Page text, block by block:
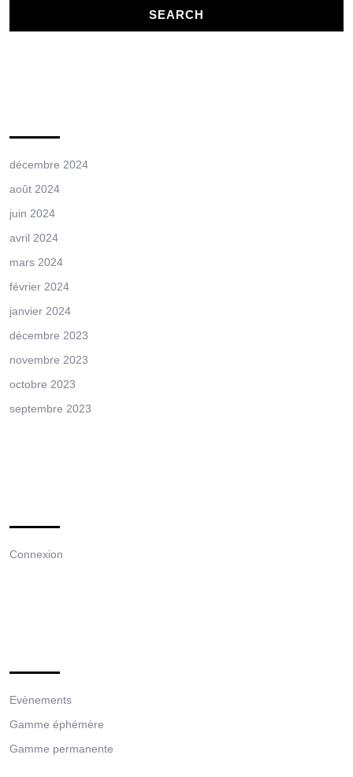
décembre 2024
août 2024
juin 2024
avril 2024
mars 2024
février 2024
janvier 2024
décembre 2023
novembre 2023
octobre 2023
septembre 2023
Connexion
Evènements
Gamme éphémère
Gamme permanente